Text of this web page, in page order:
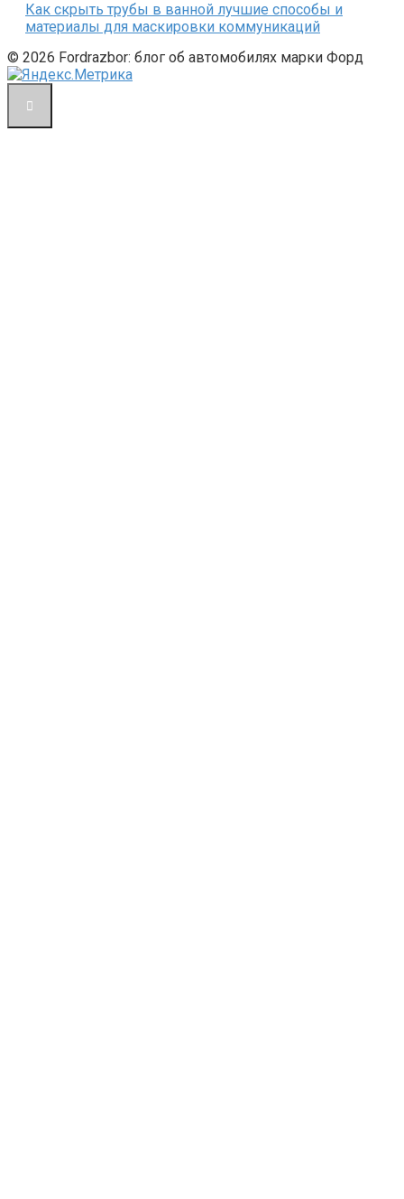
Как скрыть трубы в ванной лучшие способы и
материалы для маскировки коммуникаций
© 2026 Fordrazbor: блог об автомобилях марки Форд